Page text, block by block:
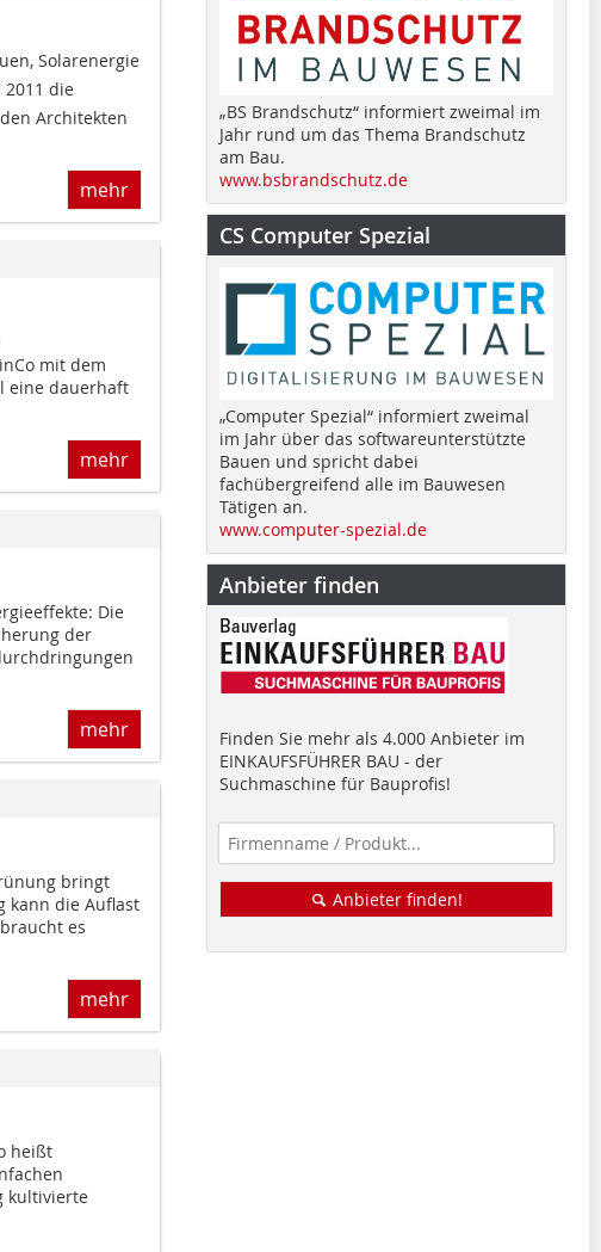
Solarenergie
2011 die
Architekten
mehr
mit dem
eine dauerhaft
mehr
Die
der
mehr
bringt
kann die Auflast
es
mehr
heißt
kultivierte
„BS Brandschutz“ informiert zweimal im
Jahr rund um das Thema Brandschutz
am Bau.
www.bsbrandschutz.de
CS Computer Spezial
„Computer Spezial“ informiert zweimal
im Jahr über das softwareunterstützte
Bauen und spricht dabei
fachübergreifend alle im Bauwesen
Tätigen an.
www.computer-spezial.de
Anbieter finden
Finden Sie mehr als 4.000 Anbieter im
EINKAUFSFÜHRER BAU - der
Suchmaschine für Bauprofis!
Anbieter finden!